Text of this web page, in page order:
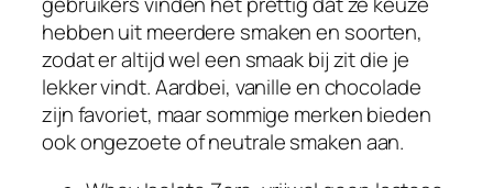
hebben uit meerdere smaken en soorten,
zodat er altijd wel een smaak bij zit die je
lekker vindt. Aardbei, vanille en chocolade
zijn favoriet, maar sommige merken bieden
ook ongezoete of neutrale smaken aan.